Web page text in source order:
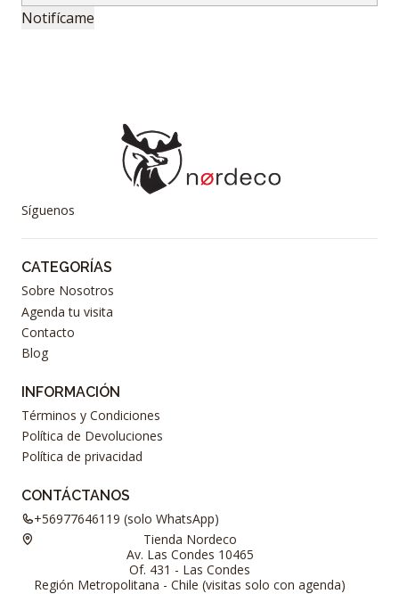
Notifícame
Síguenos
CATEGORÍAS
Sobre Nosotros
Agenda tu visita
Contacto
Blog
INFORMACIÓN
Términos y Condiciones
Política de Devoluciones
Política de privacidad
CONTÁCTANOS
+56977646119 (solo WhatsApp)
Tienda Nordeco
Av. Las Condes 10465
Of. 431 - Las Condes
Región Metropolitana - Chile (visitas solo con agenda)